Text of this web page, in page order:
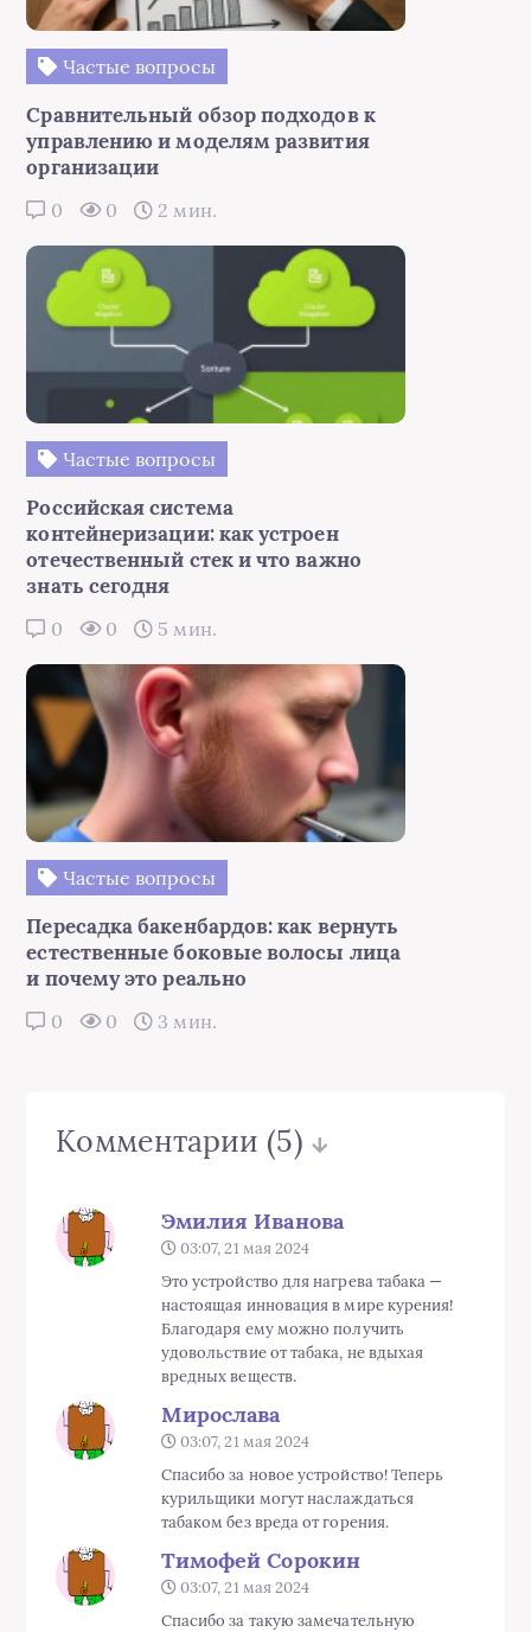
Частые вопросы
Сравнительный обзор подходов к
управлению и моделям развития
организации
0 0 2 мин.
Частые вопросы
Российская система
контейнеризации: как устроен
отечественный стек и что важно
знать сегодня
0 0 5 мин.
Частые вопросы
Пересадка бакенбардов: как вернуть
естественные боковые волосы лица
и почему это реально
0 0 3 мин.
Комментарии (5)
Эмилия Иванова
03:07, 21 мая 2024
Это устройство для нагрева табака —
настоящая инновация в мире курения!
Благодаря ему можно получить
удовольствие от табака, не вдыхая
вредных веществ.
Мирослава
03:07, 21 мая 2024
Спасибо за новое устройство! Теперь
курильщики могут наслаждаться
табаком без вреда от горения.
Тимофей Сорокин
03:07, 21 мая 2024
Спасибо за такую замечательную